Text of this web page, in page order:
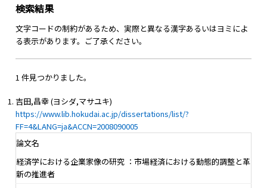
検索結果
文字コードの制約があるため、実際と異なる漢字あるいはヨミによ
る表示があります。ご了承ください。
1 件見つかりました。
吉田,昌幸 (ヨシダ,マサユキ)
https://www.lib.hokudai.ac.jp/dissertations/list/?
FF=4&LANG=ja&ACCN=2008090005
論文名
経済学における企業家像の研究 ：市場経済における動態的調整と革
新の推進者